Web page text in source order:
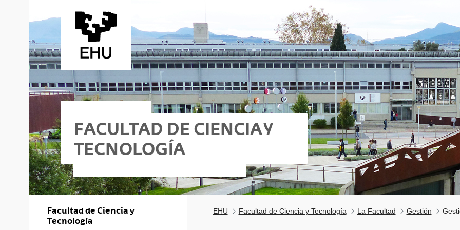
FACULTAD DE CIENCIA Y
TECNOLOGÍA
Facultad de Ciencia y
Tecnología
EHU Facultad de Ciencia y Tecnología La Facultad Gestión